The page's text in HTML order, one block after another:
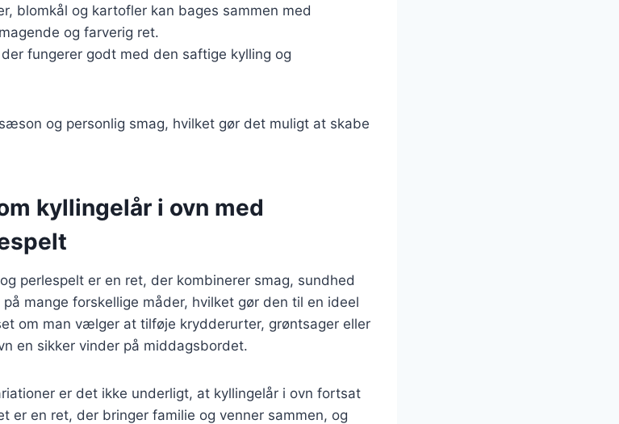
blomkål og kartofler kan bages sammen med
og farverig ret.
fungerer godt med den saftige kylling og
og personlig smag, hvilket gør det muligt at skabe
kyllingelår i ovn med
perlespelt er en ret, der kombinerer smag, sundhed
mange forskellige måder, hvilket gør den til en ideel
om man vælger at tilføje krydderurter, grøntsager eller
en sikker vinder på middagsbordet.
er det ikke underligt, at kyllingelår i ovn fortsat
er en ret, der bringer familie og venner sammen, og